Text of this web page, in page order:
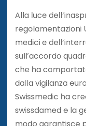
Alla luce
regolamentazioni
medici e
sull’accordo
che ha
dalla vigilanza
Swissmedic ha
swissdamed e la
modo garantisce